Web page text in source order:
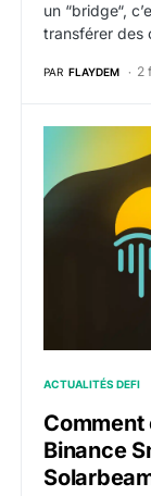
un “bridge“,
transférer des
PAR FLAYDEM 2
Comment
ACTUALITÉS DEFI
Comment
Binance